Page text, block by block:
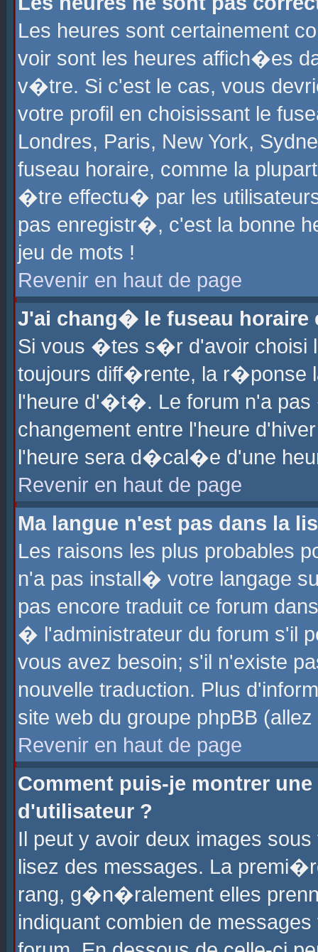
Les heures sont certainement
voir sont les heures affich�es
v�tre. Si c'est le cas, vous
votre profil en choisissant le
Londres, Paris, New York,
fuseau horaire, comme la
�tre effectu� par les
pas enregistr�, c'est la bonne
jeu de mots !
Revenir en haut de page
J'ai chang� le fuseau horaire
Si vous �tes s�r d'avoir choisi
toujours diff�rente, la r�ponse
l'heure d'�t�. Le forum n'a
changement entre l'heure
l'heure sera d�cal�e d'une
Revenir en haut de page
Ma langue n'est pas dans la
Les raisons les plus probables
n'a pas install� votre langage
pas encore traduit ce forum
� l'administrateur du forum s'il
vous avez besoin; s'il n'existe
nouvelle traduction. Plus
site web du groupe phpBB
Revenir en haut de page
Comment puis-je montrer
d'utilisateur ?
Il peut y avoir deux images
lisez des messages. La
rang, g�n�ralement elles
indiquant combien de